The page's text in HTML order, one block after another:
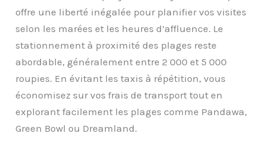
offre une liberté inégalée pour planifier vos visites
selon les marées et les heures d’affluence. Le
stationnement à proximité des plages reste
abordable, généralement entre 2 000 et 5 000
roupies. En évitant les taxis à répétition, vous
économisez sur vos frais de transport tout en
explorant facilement les plages comme Pandawa,
Green Bowl ou Dreamland.